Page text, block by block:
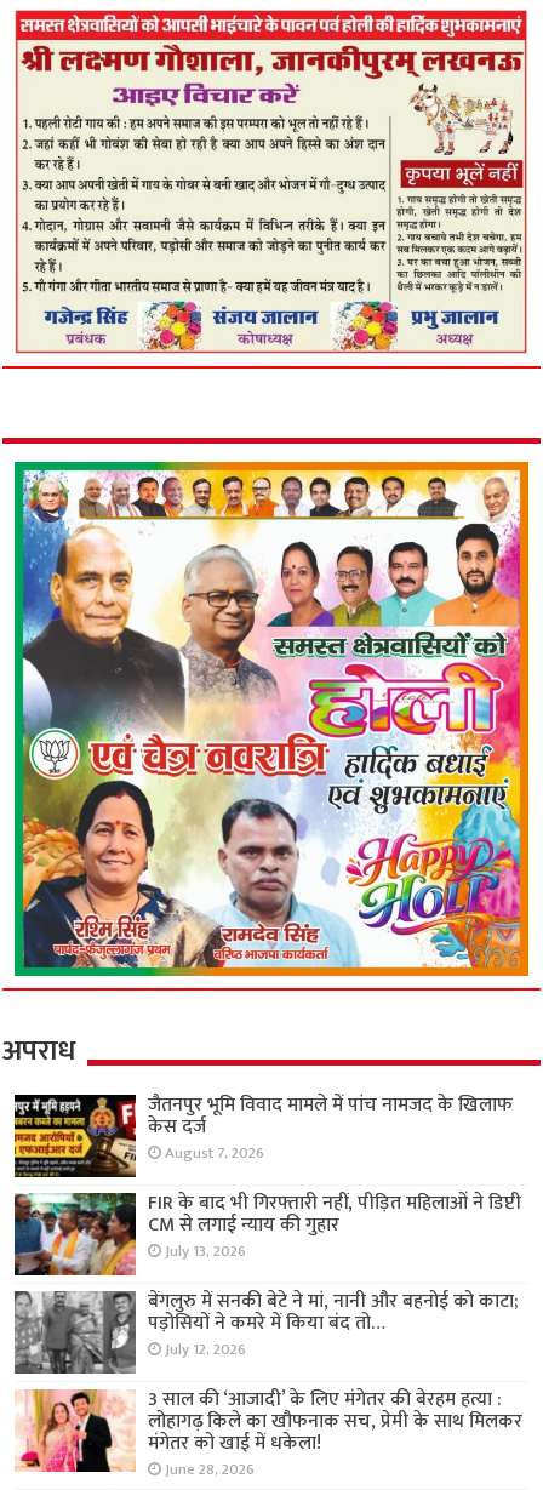
अपराध
जैतनपुर भूमि विवाद मामले में पांच नामजद के खिलाफ
केस दर्ज
August 7, 2026
FIR के बाद भी गिरफ्तारी नहीं, पीड़ित महिलाओं ने डिप्टी
CM से लगाई न्याय की गुहार
July 13, 2026
बेंगलुरु में सनकी बेटे ने मां, नानी और बहनोई को काटा;
पड़ोसियों ने कमरे में किया बंद तो…
July 12, 2026
3 साल की ‘आजादी’ के लिए मंगेतर की बेरहम हत्या :
लोहागढ़ किले का खौफनाक सच, प्रेमी के साथ मिलकर
मंगेतर को खाई में धकेला!
June 28, 2026